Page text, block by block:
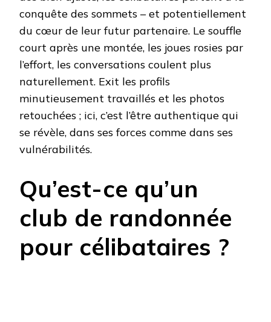
conquête des sommets – et potentiellement
du cœur de leur futur partenaire. Le souffle
court après une montée, les joues rosies par
l’effort, les conversations coulent plus
naturellement. Exit les profils
minutieusement travaillés et les photos
retouchées ; ici, c’est l’être authentique qui
se révèle, dans ses forces comme dans ses
vulnérabilités.
Qu’est-ce qu’un
club de randonnée
pour célibataires ?